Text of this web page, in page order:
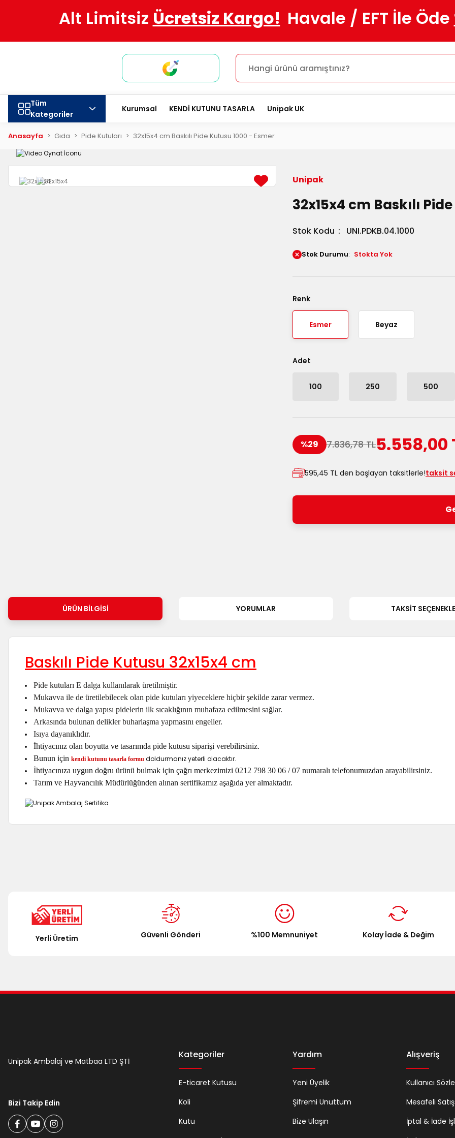
Alt Limitsiz Ücretsiz Kargo! Havale / EFT İle Öde
Tüm
Kategoriler
Kurumsal KENDİ KUTUNU TASARLA Unipak UK
Anasayfa Gıda Pide Kutuları 32x15x4 cm Baskılı Pide Kutusu 1000 - Esmer
Unipak
32x15x4 cm Baskılı
Stok Kodu UNI.PDKB.04.1000
Stok Durumu Stokta Yok
Renk
Esmer Beyaz
Adet
100 250 500
%29 7.836,78 TL5.558,00
595,45 TL den başlayan taksitlerle!taksit
ÜRÜN BILGISI YORUMLAR TAKSIT
Baskılı Pide Kutusu 32x15x4 cm
Pide kutuları E dalga kullanılarak üretilmiştir.
Mukavva ile de üretilebilecek olan pide kutuları yiyeceklere hiçbir şekilde zarar vermez.
Mukavva ve dalga yapısı pidelerin ilk sıcaklığının muhafaza edilmesini sağlar.
Arkasında bulunan delikler buharlaşma yapmasını engeller.
Isıya dayanıklıdır.
İhtiyacınız olan boyutta ve tasarımda pide kutusu siparişi verebilirsiniz.
Bunun için kendi kutunu tasarla formu doldurmanız yeterli olacaktır.
İhtiyacınıza uygun doğru ürünü bulmak için çağrı merkezimizi 0212 798 30 06 / 07 numaralı telefonumuzdan arayabilirsiniz.
Tarım ve Hayvancılık Müdürlüğünden alınan sertifikamız aşağıda yer almaktadır.
Ürün bilgilerinde hatalar bulunuyor.
Ürün fiyatı diğer sitelerden daha pahalı.
Bu ürüne benzer farklı alternatifler olmalı.
Yerli Üretim Güvenli Gönderi %100 Memnuniyet Kolay İade & Değim
Unipak Ambalaj ve Matbaa LTD ŞTİ
Bizi Takip Edin
Kategoriler
E-ticaret Kutusu
Koli
Kutu
Yardım
Yeni Üyelik
Şifremi Unuttum
Bize Ulaşın
Alışveriş
Kullanıcı
Mesafeli
İptal & İade